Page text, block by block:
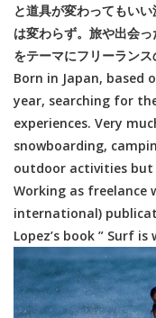
と道具が変わってもい
は変わらず。旅や出会
をテーマにフリーランス
Born in Japan,
year, searching for
experiences. Very
snowboarding,
outdoor activities but
Working as freelance
international)
Lopez’s book ” Surf